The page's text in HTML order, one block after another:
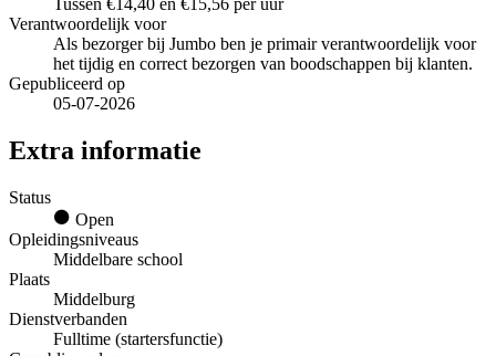
Tussen €14,40 en €15,56 per uur
Verantwoordelijk voor
Als bezorger bij Jumbo ben je primair verantwoordelijk voor
het tijdig en correct bezorgen van boodschappen bij klanten.
Gepubliceerd op
05-07-2026
Extra informatie
Status
Open
Opleidingsniveaus
Middelbare school
Plaats
Middelburg
Dienstverbanden
Fulltime (startersfunctie)